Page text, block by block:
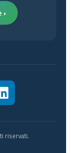
riservati.